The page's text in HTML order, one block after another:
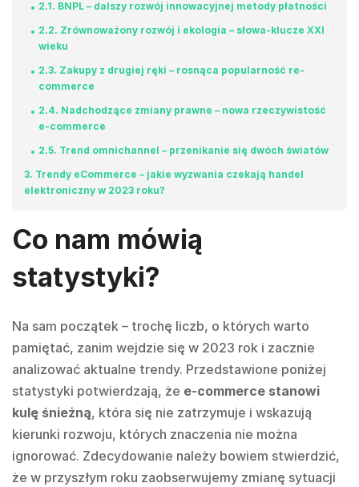
2.1 BNPL – dalszy rozwój innowacyjnej metody płatności
2.2 Zrównoważony rozwój i ekologia – słowa-klucze XXI
wieku
2.3 Zakupy z drugiej ręki – rosnąca popularność re-
commerce
2.4 Nadchodzące zmiany prawne – nowa rzeczywistość
e-commerce
2.5 Trend omnichannel – przenikanie się dwóch światów
3 Trendy eCommerce – jakie wyzwania czekają handel
elektroniczny w 2023 roku?
Co nam mówią
statystyki?
Na sam początek – trochę liczb, o których warto
pamiętać, zanim wejdzie się w 2023 rok i zacznie
analizować aktualne trendy. Przedstawione poniżej
statystyki potwierdzają, że e-commerce stanowi
kulę śnieżną, która się nie zatrzymuje i wskazują
kierunki rozwoju, których znaczenia nie można
ignorować. Zdecydowanie należy bowiem stwierdzić,
że w przyszłym roku zaobserwujemy zmianę sytuacji